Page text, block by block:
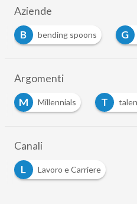
Aziende
B
bending spoons G
Argomenti
M
Millennials T
Canali
L
Lavoro e Carriere